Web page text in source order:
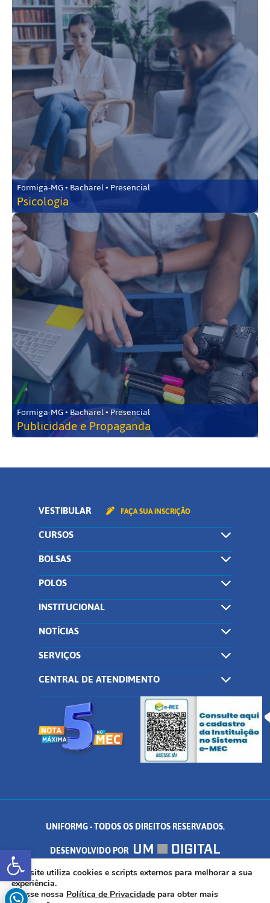
Abrir a barra de ferramentas
Formiga-MG • Bacharel • Presencial
Psicologia
Formiga-MG • Bacharel • Presencial
Publicidade e Propaganda
VESTIBULAR FAÇA SUA INSCRIÇÃO
CURSOS
BOLSAS
POLOS
INSTITUCIONAL
NOTÍCIAS
SERVIÇOS
CENTRAL DE ATENDIMENTO
UNIFORMG - TODOS OS DIREITOS RESERVADOS.
DESENVOLVIDO POR
AV. DR. ARNALDO DE SENNA, 328 - PALMEIRAS, FORMIGA/MG - CEP:
35.574.530
Este site utiliza cookies e scripts externos para melhorar a sua
experiência.
Acesse nossa Política de Privacidade para obter mais